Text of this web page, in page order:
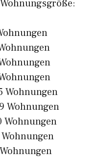
Wohnungen
Wohnungen
Wohnungen